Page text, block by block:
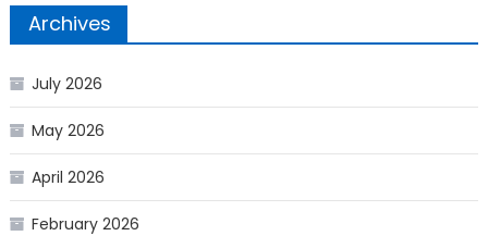
Archives
July 2026
May 2026
April 2026
February 2026